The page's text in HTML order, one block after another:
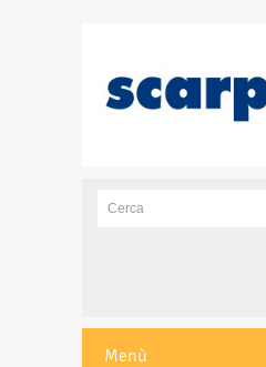
Menù